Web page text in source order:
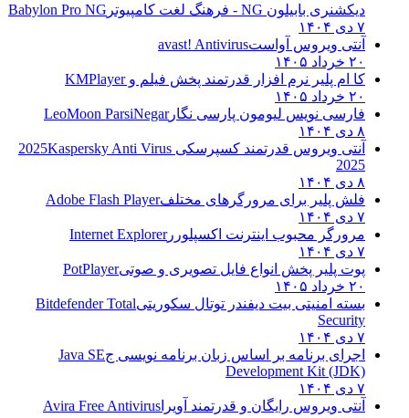
دیکشنری بابیلون NG - فرهنگ لغت کامپیوتر
Babylon Pro NG
۷ دی ۱۴۰۴
آنتی ویروس آواستavast! Antivirus
۲۰ خرداد ۱۴۰۵
کا ام پلیر نرم افزار قدرتمند پخش فیلم وKMPlayer
۲۰ خرداد ۱۴۰۵
فارسی نویس لیومون پارسی نگارLeoMoon ParsiNegar
۸ دی ۱۴۰۴
آنتی ویروس قدرتمند کسپرسکی 2025 Kaspersky Anti Virus
2025
۸ دی ۱۴۰۴
فلش پلیر برای مرورگرهای مختلفAdobe Flash Player
۷ دی ۱۴۰۴
مرورگر محبوب اینترنت اکسپلوررInternet Explorer
۷ دی ۱۴۰۴
پوت پلیر پخش انواع فایل تصویری و صوتیPotPlayer
۲۰ خرداد ۱۴۰۵
بسته امنیتی بیت دیفندر توتال سکوریتیBitdefender Total
Security
۷ دی ۱۴۰۴
اجرای برنامه بر اساس زبان برنامه نویسی جJava SE
Development Kit (JDK)
۷ دی ۱۴۰۴
آنتی ویروس رایگان و قدرتمند آویرا Avira Free Antivirus